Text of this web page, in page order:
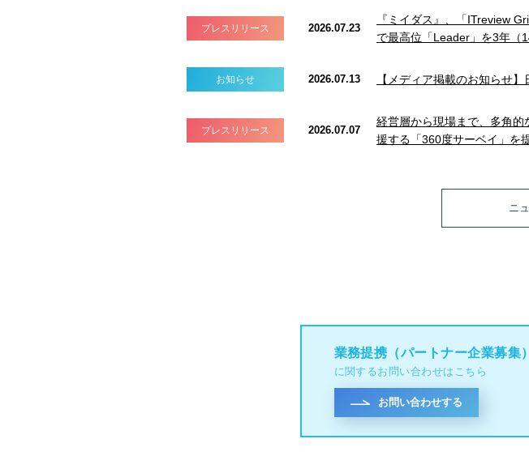
プレスリリース 2026.07.23
『ミイダス』、「ITreview
で最高位「Leader」を3年（
お知らせ 2026.07.13 【メディア掲載のお知らせ
プレスリリース 2026.07.07
経営層から現場まで、多角的
援する「360度サーベイ」を
ニ
業務提携（パートナー企業募集）
に関するお問い合わせはこちら
お問い合わせする